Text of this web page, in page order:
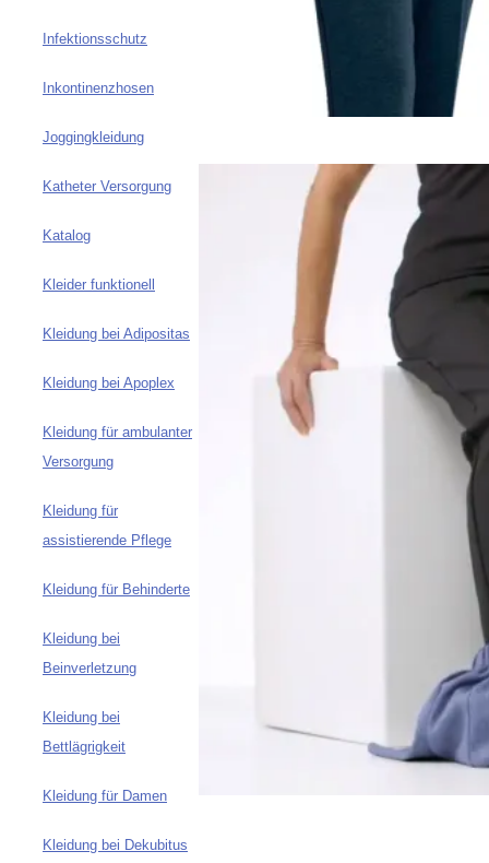
Infektionsschutz
Inkontinenzhosen
Joggingkleidung
Katheter Versorgung
Katalog
Kleider funktionell
Kleidung bei Adipositas
Kleidung bei Apoplex
Kleidung für ambulanter
Versorgung
Kleidung für
assistierende Pflege
Kleidung für Behinderte
Kleidung bei
Beinverletzung
Kleidung bei
Bettlägrigkeit
Kleidung für Damen
Kleidung bei Dekubitus